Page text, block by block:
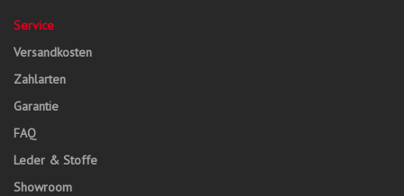
Service
Versandkosten
Zahlarten
Garantie
FAQ
Leder & Stoffe
Showroom